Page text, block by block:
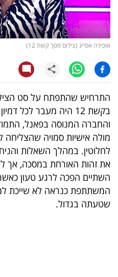
קריפטו
ויראלי
עסקי
ספורט
קריירה
ולימודים
מינויים
רייטינג
רכב
אופירה אסייג (צילום מסך קשת 12)
התרחיש שהתפתח על סט
בקשת 12 היה מעבר לכל דמיון.
והחברה המנוסה בפאנל,
מולה אישיות סמויה
לחלוטין. במהלך השאלות
את זהות האורחת במסכה, אך
השתיים הפכה לרגע טעון
המשתתפת כנראה לא שייכת
שטעתה בגדול.